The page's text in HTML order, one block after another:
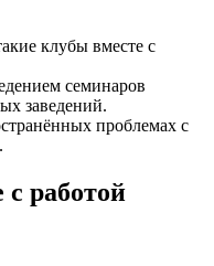
клубы вместе с
семинаров
заведений.
проблемах с
работой